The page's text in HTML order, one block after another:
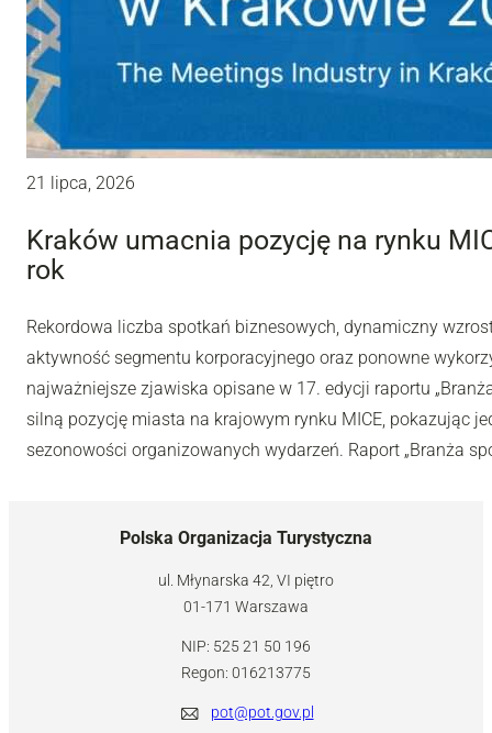
21 lipca, 2026
Kraków umacnia pozycję na rynku
rok
Rekordowa liczba spotkań biznesowych, dynamiczny
aktywność segmentu korporacyjnego oraz ponowne
najważniejsze zjawiska opisane w 17. edycji raportu
silną pozycję miasta na krajowym rynku MICE, pokazując
sezonowości organizowanych wydarzeń. Raport „Branża
Polska Organizacja Turystyczna
ul. Młynarska 42, VI piętro
01-171 Warszawa
NIP: 525 21 50 196
Regon: 016213775
pot@pot.gov.pl